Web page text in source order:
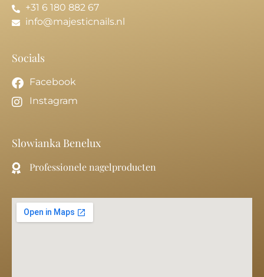
+31 6 180 882 67
info@majesticnails.nl
Socials
Facebook
Instagram
Slowianka Benelux
Professionele nagelproducten